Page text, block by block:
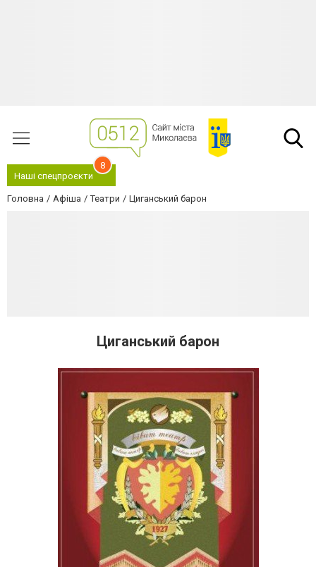
Наші спецпроєкти
8
Головна Афіша Театри Циганський барон
Циганський барон